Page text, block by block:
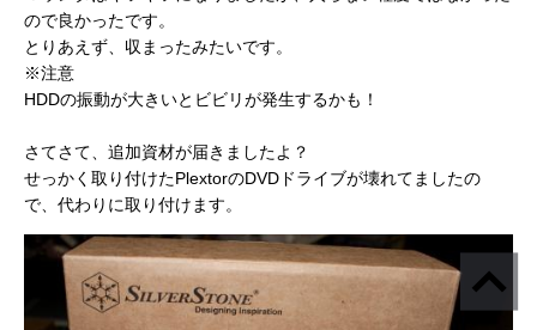
ので良かったです。
とりあえず、収まったみたいです。
※注意
HDDの振動が大きいとビビリが発生するかも！
さてさて、追加資材が届きましたよ？
せっかく取り付けたPlextorのDVDドライブが壊れてましたの
で、代わりに取り付けます。